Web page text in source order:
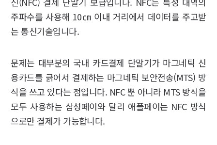
주파수를 사용해 10㎝ 이내 거리에서 데이터를 주고받
는 통신기술입니다.
문제는 대부분의 국내 카드결제 단말기가 마그네틱 신
용카드를 긁어서 결제하는 마그네틱 보안전송(MTS) 방
식을 쓰고 있다는 점입니다. NFC 뿐 아니라 MTS 방식을
모두 사용하는 삼성페이와 달리 애플페이는 NFC 방식
으로만 결제가 가능합니다.